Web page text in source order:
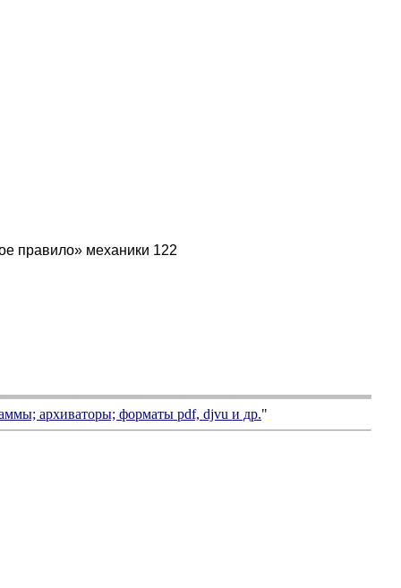
правило» механики 122
архиваторы; форматыpdf, djvuи др."